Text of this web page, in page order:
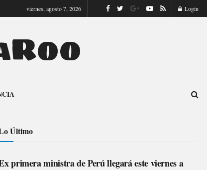
viernes, agosto 7, 2026 Login
Último
primera ministra de Perú llegará este viernes a